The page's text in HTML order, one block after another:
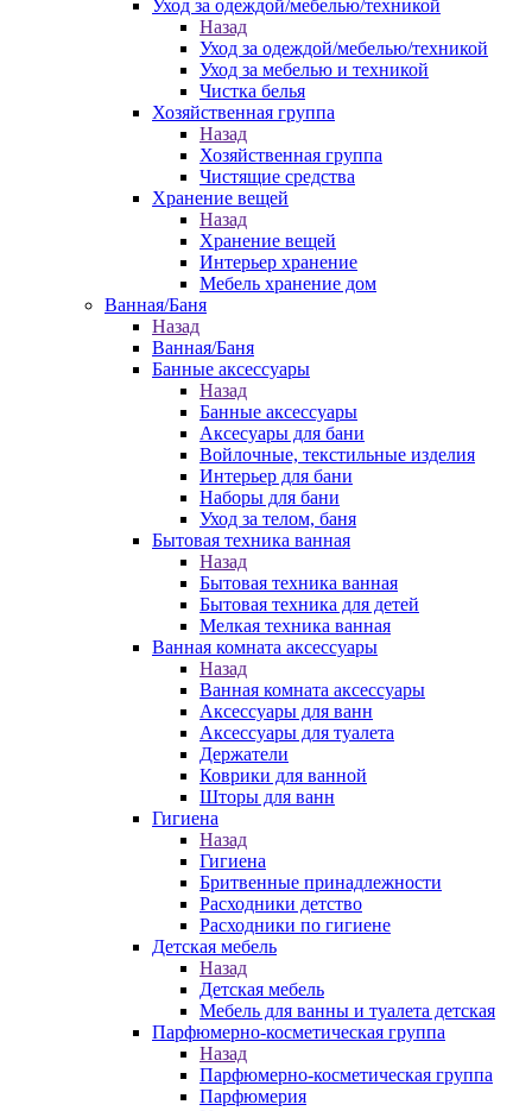
Уход за одеждой/мебелью/техникой
Назад
Уход за одеждой/мебелью/техникой
Уход за мебелью и техникой
Чистка белья
Хозяйственная группа
Назад
Хозяйственная группа
Чистящие средства
Хранение вещей
Назад
Хранение вещей
Интерьер хранение
Мебель хранение дом
Ванная/Баня
Назад
Ванная/Баня
Банные аксессуары
Назад
Банные аксессуары
Аксесуары для бани
Войлочные, текстильные изделия
Интерьер для бани
Наборы для бани
Уход за телом, баня
Бытовая техника ванная
Назад
Бытовая техника ванная
Бытовая техника для детей
Мелкая техника ванная
Ванная комната аксессуары
Назад
Ванная комната аксессуары
Аксессуары для ванн
Аксессуары для туалета
Держатели
Коврики для ванной
Шторы для ванн
Гигиена
Назад
Гигиена
Бритвенные принадлежности
Расходники детство
Расходники по гигиене
Детская мебель
Назад
Детская мебель
Мебель для ванны и туалета детская
Парфюмерно-косметическая группа
Назад
Парфюмерно-косметическая группа
Парфюмерия